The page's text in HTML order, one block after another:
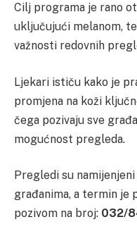
Cilj programa je rano
uključujući melanom,
važnosti redovnih
Ljekari ističu kako je
promjena na koži
čega pozivaju sve
mogućnost pregleda.
Pregledi su
građanima, a termin je
pozivom na broj: 032/